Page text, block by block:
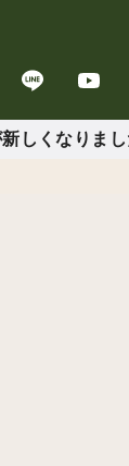
しくなりま